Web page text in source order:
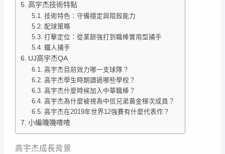
高宇杰技術特點
技術特色：守備穩定與阻殺能力
配球策略
打擊定位：從業餘強打到職棒實用型捕手
鐵人捕手
UJ高宇杰QA
高宇杰目前效力哪一支球隊？
高宇杰學生時期讀過哪些學校？
高宇杰什麼時候加入中華職棒？
高宇杰為什麼被視為中信兄弟黃金梯次成員？
高宇杰在2019年世界12強賽有什麼代表作？
小編嘰嘰喳喳
高宇杰成長背景